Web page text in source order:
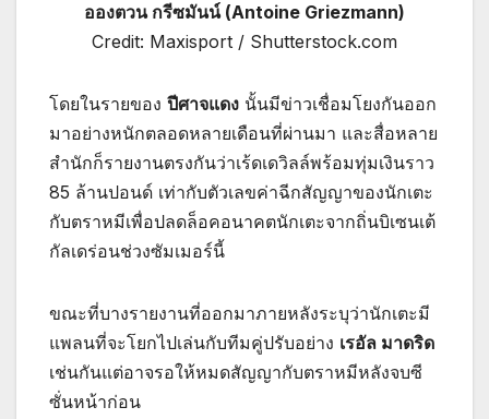
อองตวน กรีซมันน์ (Antoine Griezmann)
Credit: Maxisport / Shutterstock.com
โดยในรายของ ปีศาจแดง นั้นมีข่าวเชื่อมโยงกันออก
มาอย่างหนักตลอดหลายเดือนที่ผ่านมา และสื่อหลาย
สำนักก็รายงานตรงกันว่าเร้ดเดวิลล์พร้อมทุ่มเงินราว
85 ล้านปอนด์ เท่ากับตัวเลขค่าฉีกสัญญาของนักเตะ
กับตราหมีเพื่อปลดล็อคอนาคตนักเตะจากถิ่นบิเซนเต้
กัลเดร่อนช่วงซัมเมอร์นี้
ขณะที่บางรายงานที่ออกมาภายหลังระบุว่านักเตะมี
แพลนที่จะโยกไปเล่นกับทีมคู่ปรับอย่าง เรอัล มาดริด
เช่นกันแต่อาจรอให้หมดสัญญากับตราหมีหลังจบซี
ซั่นหน้าก่อน